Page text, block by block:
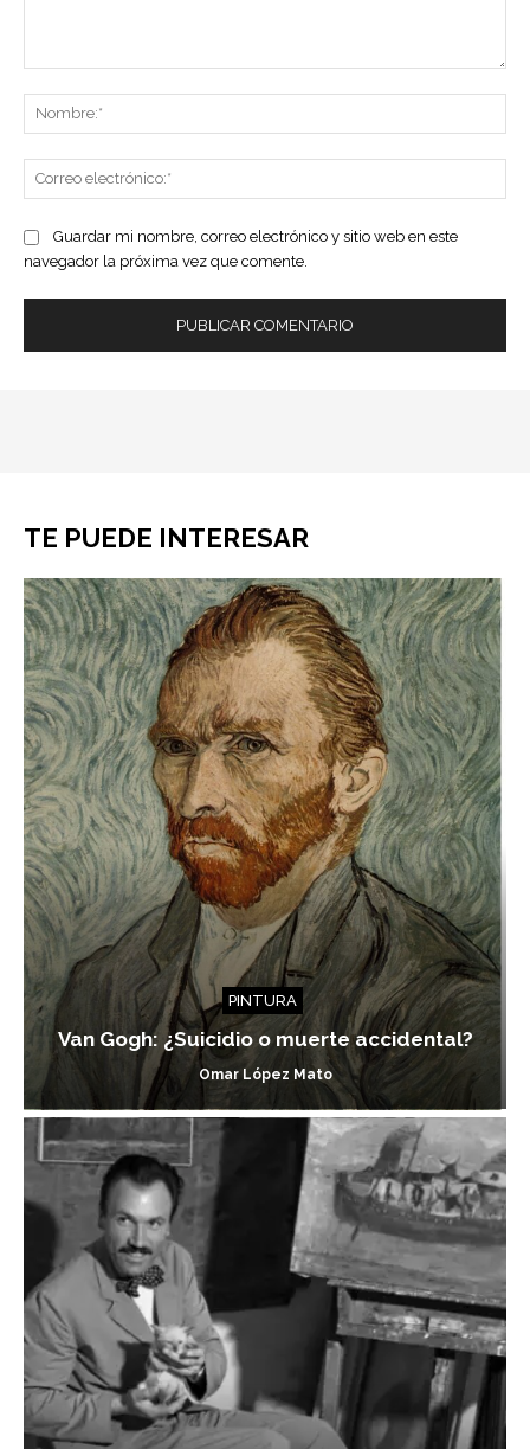
Guardar mi nombre, correo electrónico y sitio web en este
navegador la próxima vez que comente.
TE PUEDE INTERESAR
PINTURA
Van Gogh: ¿Suicidio o muerte accidental?
Omar López Mato